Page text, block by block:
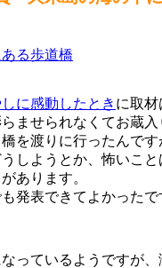
に感動したとき に取
ませられなくてお蔵入
を渡りに行ったんです
しようとか、怖いこと
あります。
発表できてよかったで
っているようですが、